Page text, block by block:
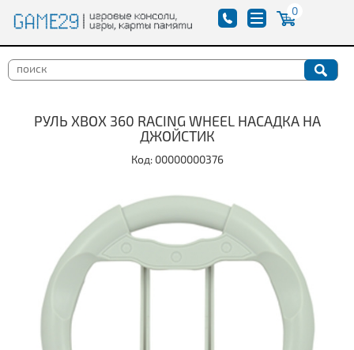
0
РУЛЬ XBOX 360 RACING WHEEL НАСАДКА НА
ДЖОЙСТИК
Код: 00000000376